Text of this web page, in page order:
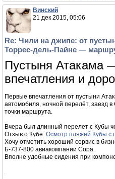
Винский
21 дек 2015, 05:06
Re: Чили на джипе: от
Торрес-дель-Пайне —
Пустыня Атакама
впечатления и
Первые впечатления от пустыни
автомобиля, ночной перелёт, заезд
точки маршрута.
Вчера был длинный перелет с Кубы
Отзыв о Кубе: Осмотр пляжей Кубы с
Хочу отметить хороший сервис в
Б-737-800 авиакомпании Copa.
Вполне удобные сидения при